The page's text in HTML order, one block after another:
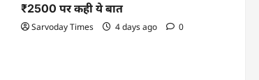
₹2500 पर कही ये बात
Sarvoday Times 4 days ago 0